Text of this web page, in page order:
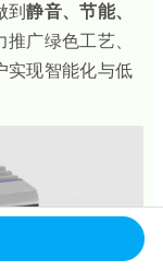
到静音、节能、
广绿色工艺、
实现智能化与低